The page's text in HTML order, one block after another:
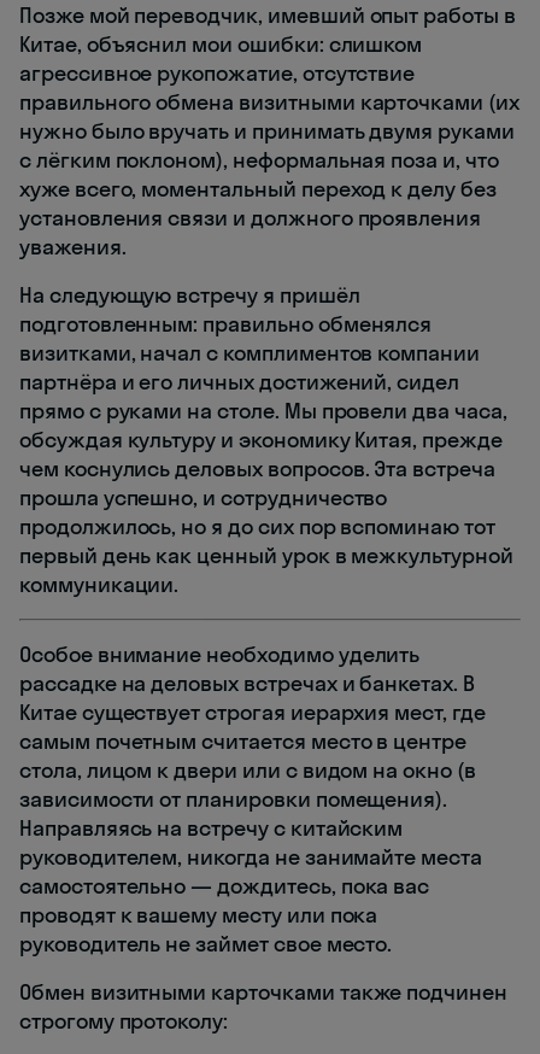
Позже мой переводчик, имевший опыт работы в
Китае, объяснил мои ошибки: слишком
агрессивное рукопожатие, отсутствие
правильного обмена визитными карточками (их
нужно было вручать и принимать двумя руками
с лёгким поклоном), неформальная поза и, что
хуже всего, моментальный переход к делу без
установления связи и должного проявления
уважения.
На следующую встречу я пришёл
подготовленным: правильно обменялся
визитками, начал с комплиментов компании
партнёра и его личных достижений, сидел
прямо с руками на столе. Мы провели два часа,
обсуждая культуру и экономику Китая, прежде
чем коснулись деловых вопросов. Эта встреча
прошла успешно, и сотрудничество
продолжилось, но я до сих пор вспоминаю тот
первый день как ценный урок в межкультурной
коммуникации.
Особое внимание необходимо уделить
рассадке на деловых встречах и банкетах. В
Китае существует строгая иерархия мест, где
самым почетным считается место в центре
стола, лицом к двери или с видом на окно (в
зависимости от планировки помещения).
Направляясь на встречу с китайским
руководителем, никогда не занимайте места
самостоятельно — дождитесь, пока вас
проводят к вашему месту или пока
руководитель не займет свое место.
Обмен визитными карточками также подчинен
строгому протоколу: